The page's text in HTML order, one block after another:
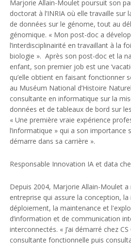
Marjorie Allain-Moulet poursuit son
doctorat à l’INRIA où elle travaille sur
de données sur le génome, tout au
génomique. « Mon post-doc a
l’interdisciplinairité en travaillant à la
biologie ». Après son post-doc et la
enfant, son premier job est une
qu’elle obtient en faisant fonctionner
au Muséum National d’Histoire
consultante en informatique sur la
données et de tableaux de bord sur
« Une première vraie expérience
l’informatique » qui a son importance
démarre dans sa carrière ».
Responsable Innovation IA et data
Depuis 2004, Marjorie Allain-Moulet a
entreprise qui assure la conception, la
déploiement, la maintenance et
d’information et de communication
interconnectés. « J’ai démarré chez
consultante fonctionnelle puis